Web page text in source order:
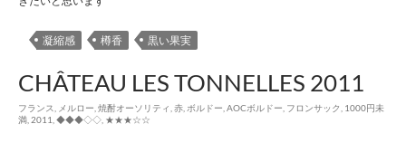
凝縮感 樽香 黒い果実
CHÂTEAU LES TONNELLES 2011
フランス メルロー 焼酎オーソリティ 赤 ボルドー AOCボルドー フロンサック 1000円未
満 2011 ◆◆◆◇◇ ★★★☆☆